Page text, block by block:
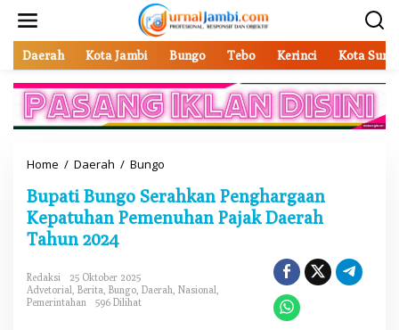
Daerah Kota Jambi Bungo Tebo Kerinci Kota
Home / Daerah / Bungo
p
a
t
n
Bupati Bungo Serahkan Penghargaan
Kepatuhan Pemenuhan Pajak Daerah
Tahun 2024
Redaksi
25 Oktober 2025
Advetorial
Berita Bungo Daerah Nasional
Pemerintahan
596 Dilihat